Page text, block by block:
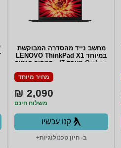
מחשב נייד מהסדרה המבוקשת
במיוחד LENOVO ThinkPad X1
Carbon מעבד I7 - המחיר הנמוך
בשוק Lenovo Carbon X1 6th
Gen i7-8550U/16GB ddr4 (no
touch/WIN11Pro
מחיר מיוחד
2,090 ₪
משלוח חינם
קנו עכשיו
ב- חיון טכנולוגיות+